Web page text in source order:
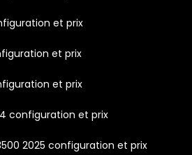
et prix
et prix
et prix
configuration et prix
2025 configuration et prix